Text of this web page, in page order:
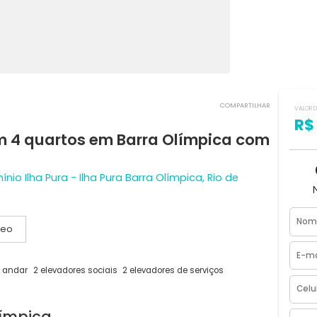
4 quartos em Barra Olímpica
Ilha Pura - Ilha Pura Barra Olímpica, Rio de